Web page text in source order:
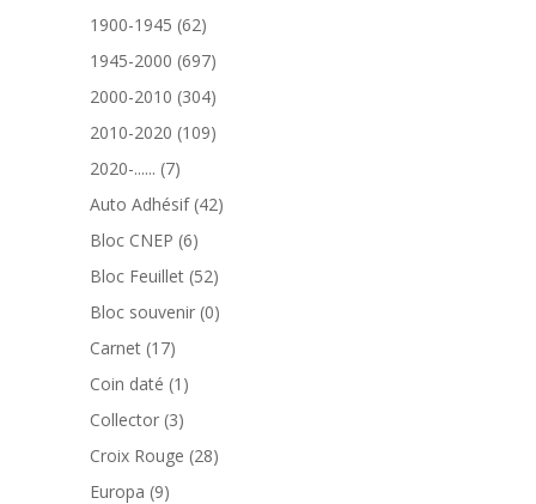
1900-1945 6262
produits
1945-2000 697697
produits
2000-2010 304304
produits
2010-2020 109109
2020-...... 77
produits
Auto Adhésif 4242
Bloc CNEP 66
produits
Bloc Feuillet 5252
produits
Bloc souvenir 00
Carnet 1717
produits
Coin daté 1 1
produit
Collector 33
produits
Croix Rouge 2828
Europa 99